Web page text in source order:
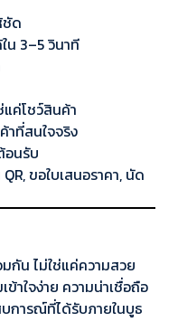
ชัด
น 3–5 วินาที
แค่โชว์สินค้า
ที่สนใจจริง
อนรับ
ขอใบเสนอราคา, นัด
กัน ไม่ใช่แค่ความสวย
าใจง่าย ความน่าเชื่อถือ
บการณ์ที่ได้รับภายในบูธ